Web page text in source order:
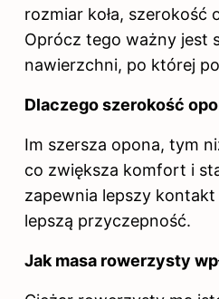
rozmiar koła,
Oprócz tego ważny jest
nawierzchni, po której
Dlaczego szerokość
Im szersza opona, tym
co zwiększa komfort i
zapewnia lepszy kontakt
lepszą przyczepność.
Jak masa rowerzysty